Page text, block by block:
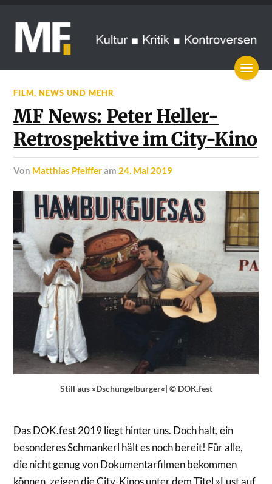
FILM,NEWS UND MEHR
MF News: Peter Heller-
Retrospektive im City-Kino
von Matthias Pfeifferam 24. Mai 2019
Still aus »Dschungelburger«| © DOK.fest
Das DOK.fest 2019 liegt hinter uns. Doch halt, ein
besonderes Schmankerl hält es noch bereit! Für alle,
die nicht genug von Dokumentarfilmen bekommen
können, zeigen die City-Kinos unter dem Titel »Lust auf